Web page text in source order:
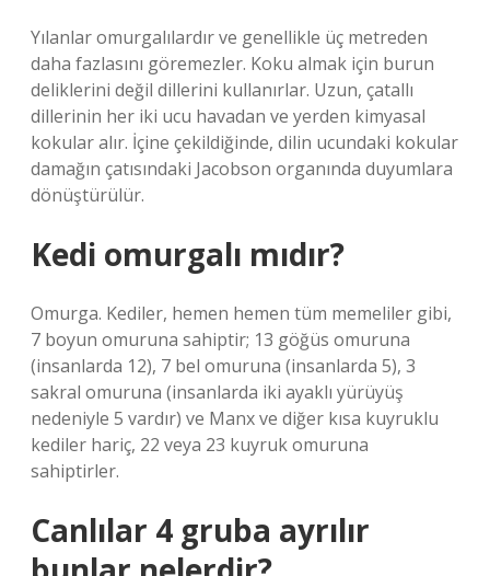
Yılanlar omurgalılardır ve genellikle üç metreden
daha fazlasını göremezler. Koku almak için burun
deliklerini değil dillerini kullanırlar. Uzun, çatallı
dillerinin her iki ucu havadan ve yerden kimyasal
kokular alır. İçine çekildiğinde, dilin ucundaki kokular
damağın çatısındaki Jacobson organında duyumlara
dönüştürülür.
Kedi omurgalı mıdır?
Omurga. Kediler, hemen hemen tüm memeliler gibi,
7 boyun omuruna sahiptir; 13 göğüs omuruna
(insanlarda 12), 7 bel omuruna (insanlarda 5), ​​3
sakral omuruna (insanlarda iki ayaklı yürüyüş
nedeniyle 5 vardır) ve Manx ve diğer kısa kuyruklu
kediler hariç, 22 veya 23 kuyruk omuruna
sahiptirler.
Canlılar 4 gruba ayrılır